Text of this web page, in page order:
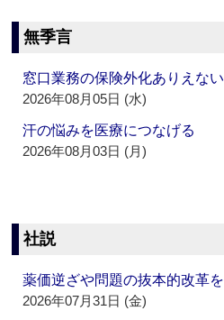
無季言
窓口業務の保険外化ありえない
2026年08月05日 (水)
汗の悩みを医療につなげる
2026年08月03日 (月)
社説
薬価逆ざや問題の抜本的改革を
2026年07月31日 (金)